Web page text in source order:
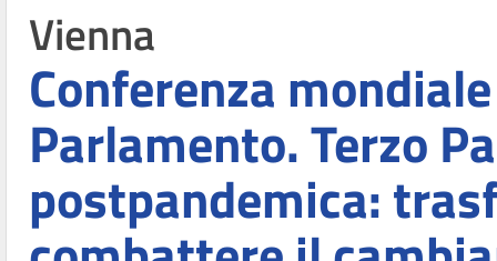
Vienna
Conferenza
Parlamento. Terzo
postpandemica: